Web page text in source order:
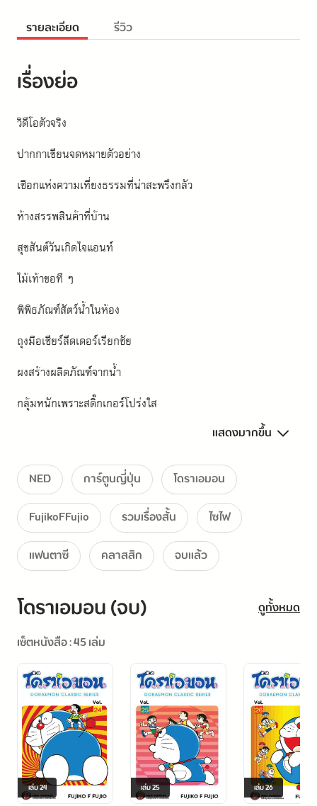
รายละเอียด รีวิว
เรื่องย่อ
วิดีโอตัวจริง
ปากกาเขียนจดหมายตัวอย่าง
เชือกแห่งความเที่ยงธรรมที่น่าสะพรึงกลัว
ห้างสรรพสินค้าที่บ้าน
สุขสันต์วันเกิดไจแอนท์
ไม้เท้าขอที ๆ
พิพิธภัณฑ์สัตว์น้ำในห้อง
ถุงมือเชียร์ลีดเดอร์เรียกชัย
ผงสร้างผลิตภัณฑ์จากน้ำ
กลุ้มหนักเพราะสติ๊กเกอร์โปร่งใส
เข็มกลัดสมาชิกชมรมต่างความคิด
โชคดีที่ตื่นอยู่
กระดาษยันต์กันภัยของฉัน
ปีใหม่ที่ยาวนาน
แสดงมากขึ้น
NED การ์ตูนญี่ปุ่น
โดราเอมอน
FujikoFFujio
รวมเรื่องสั้น
ไซไฟ
แฟนตาซี
คลาสสิก จบแล้ว
โดราเอมอน (จบ)
ดูทั้งหมด
เซ็ตหนังสือ : 45 เล่ม
เล่ม24 เล่ม25 เล่ม26